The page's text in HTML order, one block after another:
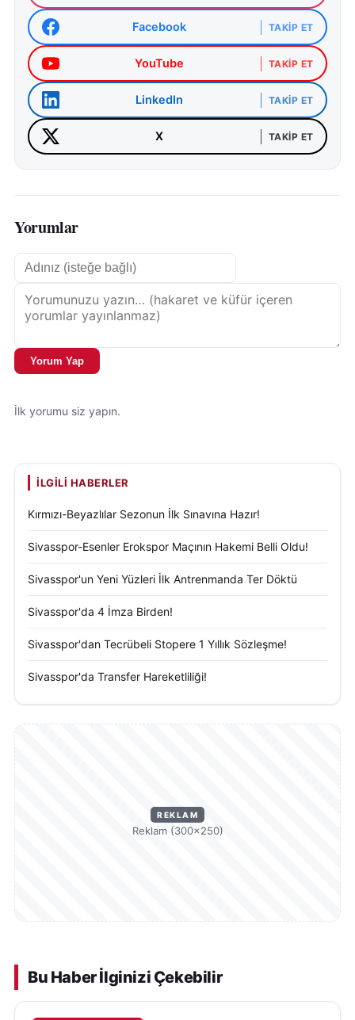
Facebook TAKIP ET
YouTube TAKIP ET
LinkedIn TAKIP ET
X TAKIP ET
Yorumlar
Yorum Yap
İlk yorumu siz yapın.
İLGILI HABERLER
Kırmızı-Beyazlılar Sezonun İlk Sınavına Hazır!
Sivasspor-Esenler Erokspor Maçının Hakemi Belli Oldu!
Sivasspor'un Yeni Yüzleri İlk Antrenmanda Ter Döktü
Sivasspor'da 4 İmza Birden!
Sivasspor'dan Tecrübeli Stopere 1 Yıllık Sözleşme!
Sivasspor'da Transfer Hareketliliği!
REKLAM
Reklam (300×250)
Bu Haber İlginizi Çekebilir